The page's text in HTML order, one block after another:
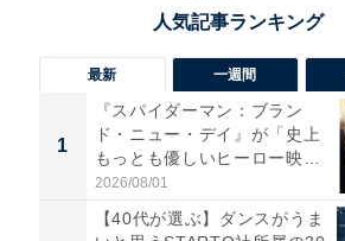
最新 一週間
1
『スパイダーマン：ブラン
ド・ニュー・デイ』が「史上
もっとも優しいヒーロー映
画」に...
2026/08/01
【40代が選ぶ】ダンスがうま